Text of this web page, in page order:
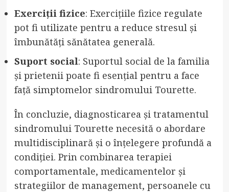
Exerciții fizice: Exercițiile fizice regulate
pot fi utilizate pentru a reduce stresul și
îmbunătăți sănătatea generală.
Suport social: Suportul social de la familia
și prietenii poate fi esențial pentru a face
față simptomelor sindromului Tourette.
În concluzie, diagnosticarea și tratamentul
sindromului Tourette necesită o abordare
multidisciplinară și o înțelegere profundă a
condiției. Prin combinarea terapiei
comportamentale, medicamentelor și
strategiilor de management, persoanele cu